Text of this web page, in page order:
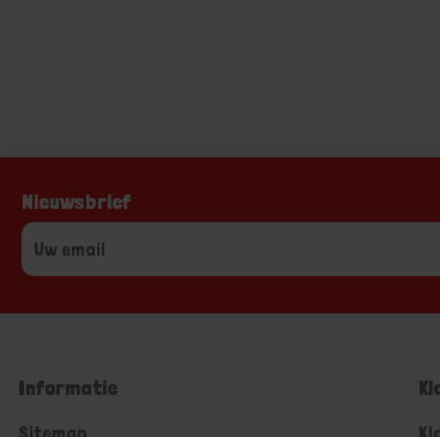
Nieuwsbrief
Informatie